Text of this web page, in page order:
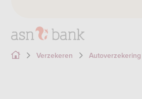
Verzekeren Autoverzekering